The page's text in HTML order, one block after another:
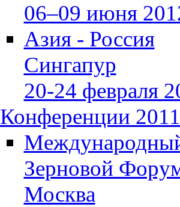
06–09 июня
Азия - Россия
Сингапур
20-24 февраля
Конференции 2011
Зерновой
Москва